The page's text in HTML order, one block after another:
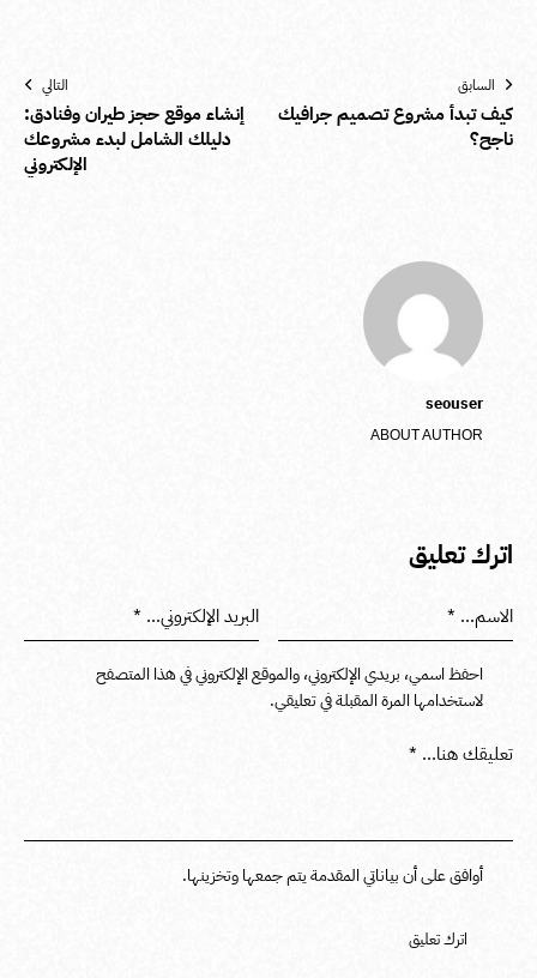
السابق
كيف تبدأ مشروع تصميم جرافيك
ناجح؟
التالي
إنشاء موقع حجز طيران وفنادق:
دليلك الشامل لبدء مشروعك
الإلكتروني
seouser
ABOUT AUTHOR
اترك تعليق
احفظ اسمي، بريدي الإلكتروني، والموقع الإلكتروني في هذا المتصفح
لاستخدامها المرة المقبلة في تعليقي.
أوافق على أن بياناتي المقدمة يتم جمعها وتخزينها.